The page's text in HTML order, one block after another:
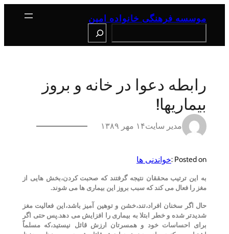
موسسه فرهنگی خانواده امین
رابطه دعوا در خانه و بروز
بیماریها!
مدیر سایت۱۴ مهر ۱۳۸۹
Posted on : خواندنی ها
به این ترتیب محققان نتیجه گرفتند که صحبت کردن،بخش هایی از
مغز را فعال می کند که سبب بروز این بیماری ها می شوند.
حال اگر سخنان افراد،تند،خشن و توهین آمیز باشد،این فعالیت مغز
شدیدتر شده و خطر ابتلا به بیماری را افزایش می دهد.پس حتی اگر
برای احساسات خود و همسرتان ارزش قائل نیستید،که مسلماً